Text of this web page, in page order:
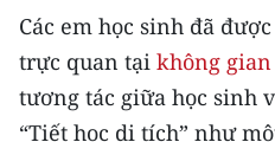
Media Xã hội
Media Pháp luật
Các em học sinh đã
trực quan tại không
tương tác giữa học sinh
“Tiết học di tích” như